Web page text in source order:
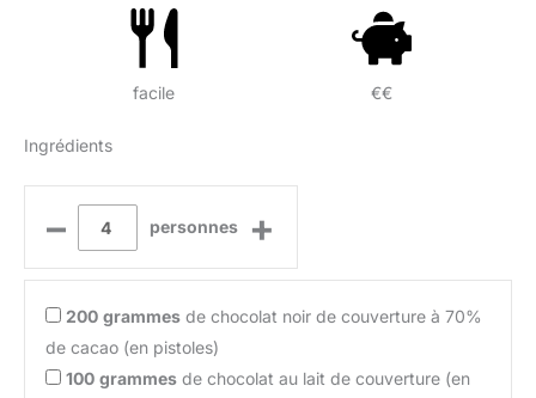
facile €€
Ingrédients
– personnes +
200 grammes de chocolat noir de couverture à 70%
de cacao (en pistoles)
100 grammes de chocolat au lait de couverture (en